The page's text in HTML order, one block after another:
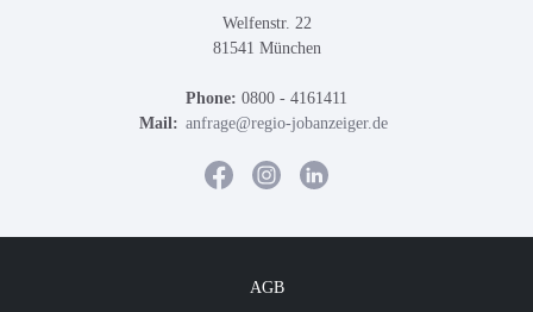
Welfenstr. 22
81541 München
Phone: 0800 - 4161411
Mail: anfrage@regio-jobanzeiger.de
AGB